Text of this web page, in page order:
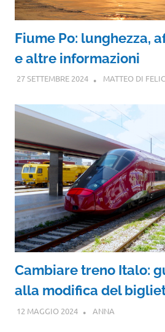
Fiume Po: lunghezza,
e altre informazioni
27 SETTEMBRE 2024 MATTEO DI
Cambiare treno Italo:
alla modifica del
12 MAGGIO 2024 ANNA